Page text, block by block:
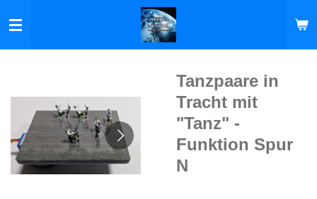
Hauptinhalt
Tanzpaare in
Tracht mit
"Tanz" -
Funktion Spur
N